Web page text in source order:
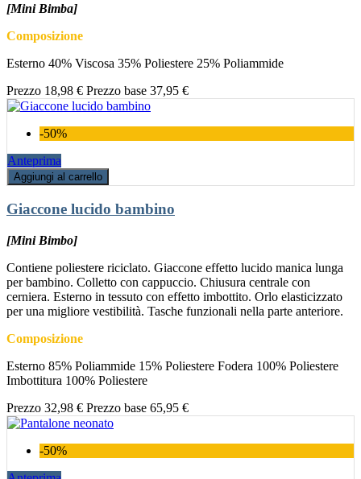
[Mini Bimba]
Composizione
Esterno 40% Viscosa 35% Poliestere 25% Poliammide
Prezzo 18,98 € Prezzo base 37,95 €
-50%
Anteprima
Aggiungi al carrello
Giaccone lucido bambino
[Mini Bimbo]
Contiene poliestere riciclato. Giaccone effetto lucido manica lunga
per bambino. Colletto con cappuccio. Chiusura centrale con
cerniera. Esterno in tessuto con effetto imbottito. Orlo elasticizzato
per una migliore vestibilità. Tasche funzionali nella parte anteriore.
Composizione
Esterno 85% Poliammide 15% Poliestere Fodera 100% Poliestere
Imbottitura 100% Poliestere
Prezzo 32,98 € Prezzo base 65,95 €
-50%